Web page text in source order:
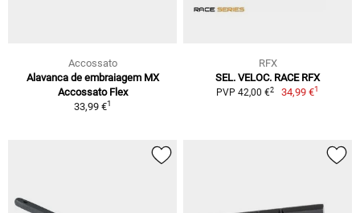
Accossato
Alavanca de embraiagem MX
Accossato Flex
33,99 €1
RFX
SEL. VELOC. RACE RFX
PVP 42,00 €2 34,99 €1